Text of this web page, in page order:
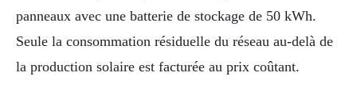
panneaux avec une batterie de stockage de 50 kWh.
Seule la consommation résiduelle du réseau au-delà de
la production solaire est facturée au prix coûtant.